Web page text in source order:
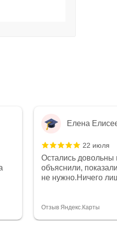
Елена
22 июля
Остались довольны
объяснили,
не нужно.Ничего
огромное спасибо
Отзыв Яндекс.Карты